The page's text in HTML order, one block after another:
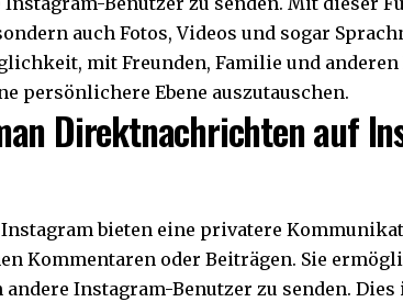
auch Fotos, Videos und sogar
mit Freunden, Familie und
persönlichere Ebene auszutauschen.
Direktnachrichten auf
bieten eine privatere
Kommentaren oder Beiträgen. Sie
Instagram-Benutzer zu senden.